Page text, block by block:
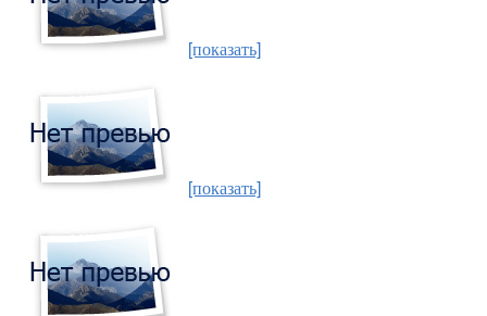
[показать]
[показать]